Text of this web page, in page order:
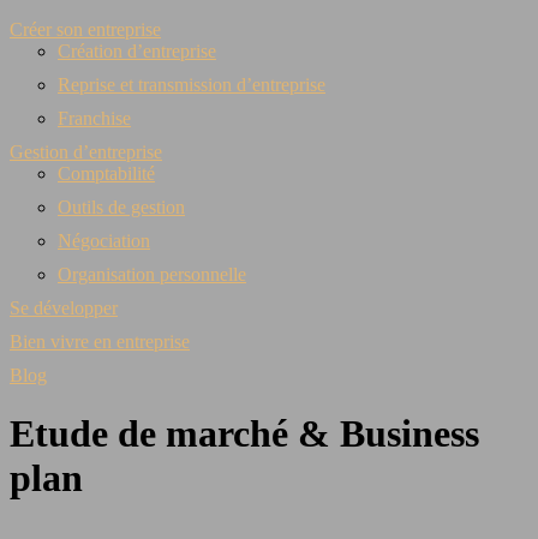
Créer son entreprise
Création d’entreprise
Reprise et transmission d’entreprise
Franchise
Gestion d’entreprise
Comptabilité
Outils de gestion
Négociation
Organisation personnelle
Se développer
Bien vivre en entreprise
Blog
Etude de marché & Business
plan